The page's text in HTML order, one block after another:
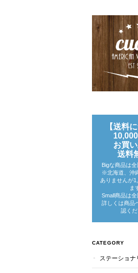
【送料
お買
送料
Bigな商品は全
※北海道、沖
ありませんが
ま
Small商品は全
詳しくは商品
認くだ
CATEGORY
ステーショナ